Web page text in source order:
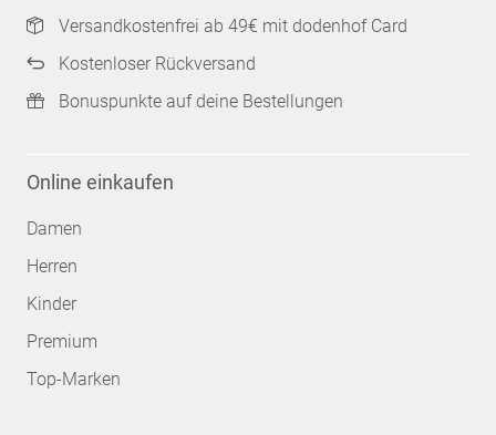
Versandkostenfrei ab 49€ mit dodenhof Card
Kostenloser Rückversand
Bonuspunkte auf deine Bestellungen
Online einkaufen
Damen
Herren
Kinder
Premium
Top-Marken